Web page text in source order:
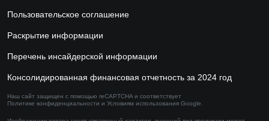
Пользовательское соглашение
Раскрытие информации
Перечень инсайдерской информации
Консолидированная финансовая отчетность за 2024 год
Наш сайт защищен с помощью reCAPTCHA и соответствует
Политике конфиденциальности и Условиям использования Google.